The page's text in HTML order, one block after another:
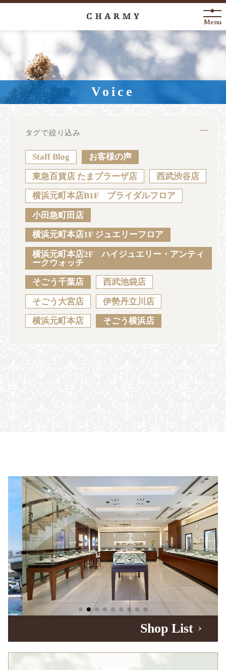
New Arrival
About
Engagement Ring
Anniversary
News Blog
Sustainability Voice Catalog
JA EN CH KO
Menu
Voice
タグで絞り込み
Staff Blog お客様の声
東急百貨店 たまプラーザ店 西武渋谷店
横浜元町本店B1F ブライダルフロア
小田急町田店
横浜元町本店1F ジュエリーフロア
横浜元町本店2F ハイジュエリー・アンティ
ークウォッチ
そごう千葉店 西武池袋店
そごう大宮店 伊勢丹立川店
横浜元町本店 そごう横浜店
Shop List